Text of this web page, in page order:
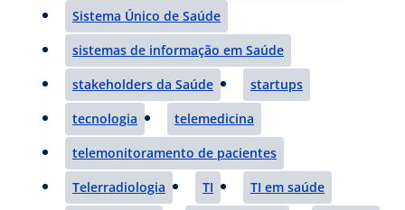
Sistema Único de Saúde
sistemas de informação em Saúde
stakeholders da Saúde
startups
tecnologia
telemedicina
telemonitoramento de pacientes
Telerradiologia
TI
TI em saúde